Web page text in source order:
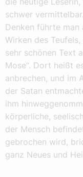
schwer
Denken führte man
Wirken des
sehr schönen Text
Mose“. Dort heißt
anbrechen, und im
der Satan
ihm
körperliche,
der Mensch
gebrochen wird,
ganz Neues und